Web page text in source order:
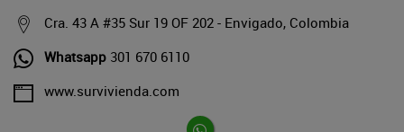
Cra. 43 A #35 Sur 19 OF 202 - Envigado, Colombia
Whatsapp 301 670 6110
www.survivienda.com